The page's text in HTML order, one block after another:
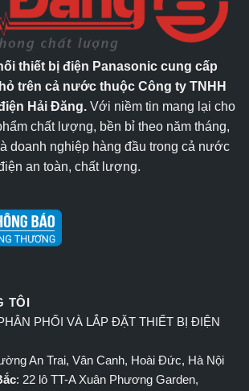
thiết bị điện Panasonic cung cấp
trên cả nước thuộc Công ty TNHH
Hải Đăng. Với niềm tin mang lại cho
chất lượng, bền bỉ theo năm tháng,
doanh nghiệp hàng đầu trong cả nước
an toàn, chất lượng.
TÔI
PHỐI VÀ LẮP ĐẶT THIẾT BỊ ĐIỆN
An Trai, Vân Canh, Hoài Đức, Hà Nội
: 22 lô TT-A Xuân Phương Garden,